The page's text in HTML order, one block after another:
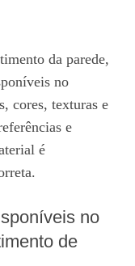
da parede,
no
cores, texturas e
e
é
no
de